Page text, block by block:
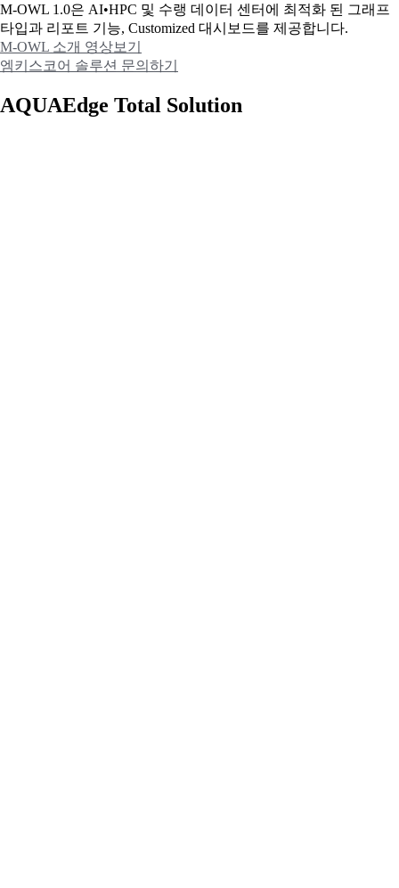
M-OWL 1.0은 AI•HPC 및 수랭 데이터 센터에 최적화 된 그래프
타입과 리포트 기능, Customized 대시보드를 제공합니다.
M-OWL 소개 영상보기
엠키스코어 솔루션 문의하기
AQUAEdge Total Solution